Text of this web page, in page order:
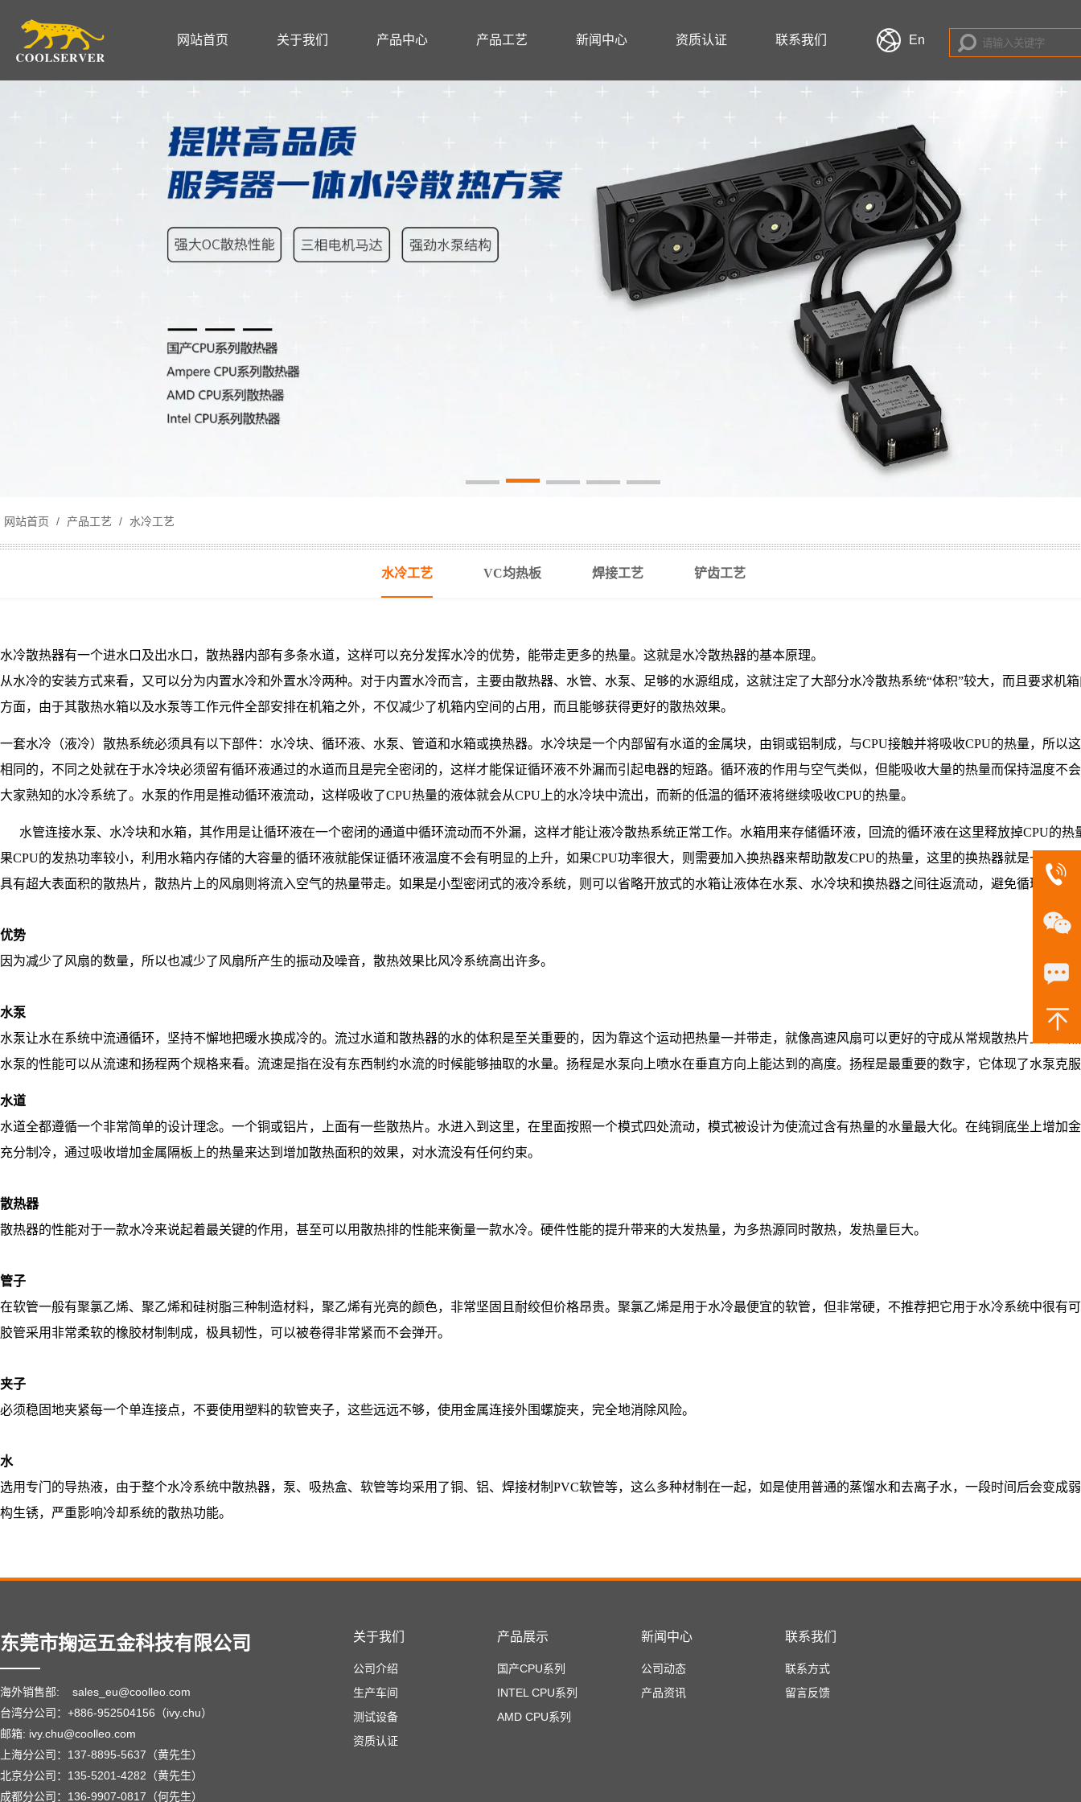
网站首页 关于我们 产品中心 产品工艺 新闻中心 资质认证 联系我们 En
网站首页 / 产品工艺 / 水冷工艺
水冷工艺 VC均热板 焊接工艺 铲齿工艺
水冷散热器有一个进水口及出水口，散热器内部有多条水道，这样可以充分发挥水冷的优势，能带走更多的热量。这就是水冷散热器的基本原理。
从水冷的安装方式来看，又可以分为内置水冷和外置水冷两种。对于内置水冷而言，主要由散热器、水管、水泵、足够的水源组成，这就注定了大部分水冷散热系统“体积”较大，而且要求机
方面，由于其散热水箱以及水泵等工作元件全部安排在机箱之外，不仅减少了机箱内空间的占用，而且能够获得更好的散热效果。
一套水冷（液冷）散热系统必须具有以下部件：水冷块、循环液、水泵、管道和水箱或换热器。水冷块是一个内部留有水道的金属块，由铜或铝制成，与CPU接触并将吸收CPU的热量，所以
相同的，不同之处就在于水冷块必须留有循环液通过的水道而且是完全密闭的，这样才能保证循环液不外漏而引起电器的短路。循环液的作用与空气类似，但能吸收大量的热量而保持温度不
大家熟知的水冷系统了。水泵的作用是推动循环液流动，这样吸收了CPU热量的液体就会从CPU上的水冷块中流出，而新的低温的循环液将继续吸收CPU的热量。
水管连接水泵、水冷块和水箱，其作用是让循环液在一个密闭的通道中循环流动而不外漏，这样才能让液冷散热系统正常工作。水箱用来存储循环液，回流的循环液在这里释放掉CPU的热
果CPU的发热功率较小，利用水箱内存储的大容量的循环液就能保证循环液温度不会有明显的上升，如果CPU功率很大，则需要加入换热器来帮助散发CPU的热量，这里的换热器就是一个类
具有超大表面积的散热片，散热片上的风扇则将流入空气的热量带走。如果是小型密闭式的液冷系统，则可以省略开放式的水箱让液体在水泵、水冷块和换热器之间往返流动，避免循环液暴
优势
因为减少了风扇的数量，所以也减少了风扇所产生的振动及噪音，散热效果比风冷系统高出许多。
水泵
水泵让水在系统中流通循环，坚持不懈地把暖水换成冷的。流过水道和散热器的水的体积是至关重要的，因为靠这个运动把热量一并带走，就像高速风扇可以更好的守成从常规散热片上带走
水泵的性能可以从流速和扬程两个规格来看。流速是指在没有东西制约水流的时候能够抽取的水量。扬程是水泵向上喷水在垂直方向上能达到的高度。扬程是最重要的数字，它体现了水泵克
水道
水道全都遵循一个非常简单的设计理念。一个铜或铝片，上面有一些散热片。水进入到这里，在里面按照一个模式四处流动，模式被设计为使流过含有热量的水量最大化。在纯铜底坐上增加
充分制冷，通过吸收增加金属隔板上的热量来达到增加散热面积的效果，对水流没有任何约束。
散热器
散热器的性能对于一款水冷来说起着最关键的作用，甚至可以用散热排的性能来衡量一款水冷。硬件性能的提升带来的大发热量，为多热源同时散热，发热量巨大。
管子
在软管一般有聚氯乙烯、聚乙烯和硅树脂三种制造材料，聚乙烯有光亮的颜色，非常坚固且耐绞但价格昂贵。聚氯乙烯是用于水冷最便宜的软管，但非常硬，不推荐把它用于水冷系统中很有
胶管采用非常柔软的橡胶材制制成，极具韧性，可以被卷得非常紧而不会弹开。
夹子
必须稳固地夹紧每一个单连接点，不要使用塑料的软管夹子，这些远远不够，使用金属连接外围螺旋夹，完全地消除风险。
水
选用专门的导热液，由于整个水冷系统中散热器，泵、吸热盒、软管等均采用了铜、铝、焊接材制PVC软管等，这么多种材制在一起，如是使用普通的蒸馏水和去离子水，一段时间后会变成
构生锈，严重影响冷却系统的散热功能。
东莞市掬运五金科技有限公司
海外销售部: sales_eu@coolleo.com
台湾分公司：+886-952504156（ivy.chu）
邮箱: ivy.chu@coolleo.com
上海分公司：137-8895-5637（黄先生）
北京分公司：135-5201-4282（黄先生）
成都分公司：136-9907-0817（何先生）
关于我们
公司介绍
生产车间
测试设备
资质认证
产品展示
国产CPU系列
INTEL CPU系列
AMD CPU系列
新闻中心
公司动态
产品资讯
联系我们
联系方式
留言反馈